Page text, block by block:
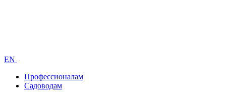
EN
Профессионалам
Садоводам